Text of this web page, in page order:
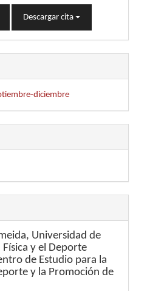
Descargar cita
diciembre
Universidad de
y el Deporte
de Estudio para la
y la Promoción de